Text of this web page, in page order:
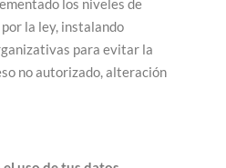
los niveles de
la ley, instalando
para evitar la
no autorizado, alteración